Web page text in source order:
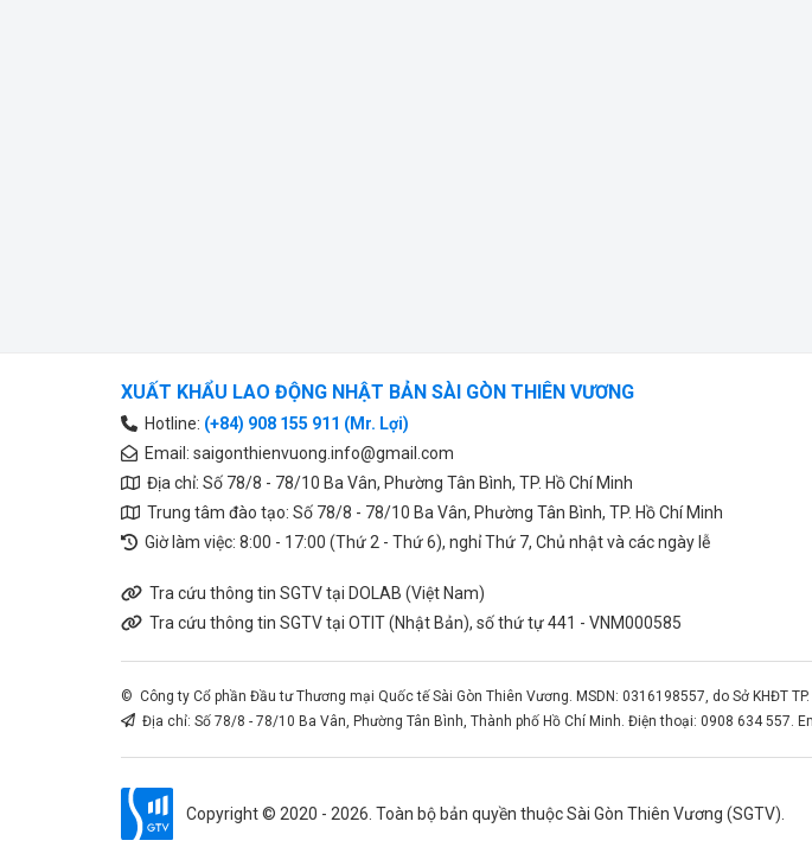
XUẤT KHẨU LAO ĐỘNG NHẬT BẢN SÀI GÒN THIÊN VƯƠNG
Hotline: (+84) 908 155 911 (Mr. Lợi)
Email: saigonthienvuong.info@gmail.com
Địa chỉ: Số 78/8 - 78/10 Ba Vân, Phường Tân Bình, TP. Hồ Chí Minh
Trung tâm đào tạo: Số 78/8 - 78/10 Ba Vân, Phường Tân Bình, TP. Hồ Chí Minh
Giờ làm việc: 8:00 - 17:00 (Thứ 2 - Thứ 6), nghỉ Thứ 7, Chủ nhật và các ngày lễ
Tra cứu thông tin SGTV tại DOLAB (Việt Nam)
Tra cứu thông tin SGTV tại OTIT (Nhật Bản), số thứ tự 441 - VNM000585
© Công ty Cổ phần Đầu tư Thương mại Quốc tế Sài Gòn Thiên Vương. MSDN: 0316198557, do Sở KHĐT
Địa chỉ: Số 78/8 - 78/10 Ba Vân, Phường Tân Bình, Thành phố Hồ Chí Minh. Điện thoại: 0908 634 557.
Copyright © 2020 - 2026. Toàn bộ bản quyền thuộc Sài Gòn Thiên Vương (SGTV).